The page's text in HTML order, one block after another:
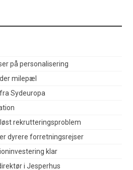
på personalisering
milepæl
Sydeuropa
rekrutteringsproblem
dyrere forretningsrejser
klar
i Jesperhus